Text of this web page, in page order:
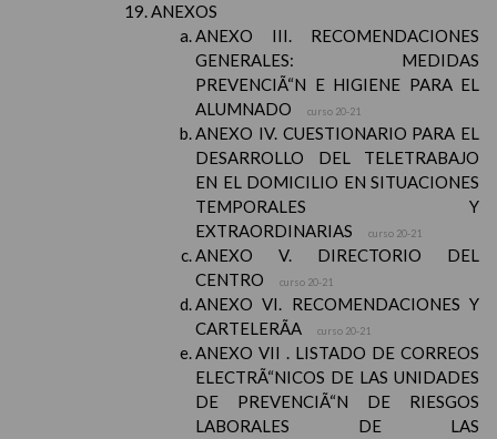
ANEXOS
ANEXO III. RECOMENDACIONES
GENERALES: MEDIDAS
PREVENCIÃ“N E HIGIENE PARA EL
ALUMNADO
curso 20-21
ANEXO IV. CUESTIONARIO PARA EL
DESARROLLO DEL TELETRABAJO
EN EL DOMICILIO EN SITUACIONES
TEMPORALES Y
EXTRAORDINARIAS
curso 20-21
ANEXO V. DIRECTORIO DEL
CENTRO
curso 20-21
ANEXO VI. RECOMENDACIONES Y
CARTELERÃA
curso 20-21
ANEXO VII . LISTADO DE CORREOS
ELECTRÃ“NICOS DE LAS UNIDADES
DE PREVENCIÃ“N DE RIESGOS
LABORALES DE LAS